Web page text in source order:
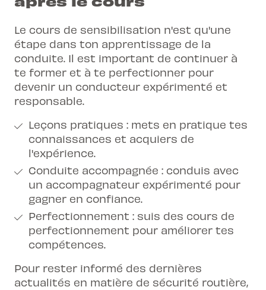
Le cours de sensibilisation n'est qu'une
étape dans ton apprentissage de la
conduite. Il est important de continuer à
te former et à te perfectionner pour
devenir un conducteur expérimenté et
responsable.
Leçons pratiques : mets en pratique tes
connaissances et acquiers de
l'expérience.
Conduite accompagnée : conduis avec
un accompagnateur expérimenté pour
gagner en confiance.
Perfectionnement : suis des cours de
perfectionnement pour améliorer tes
compétences.
Pour rester informé des dernières
actualités en matière de sécurité routière,